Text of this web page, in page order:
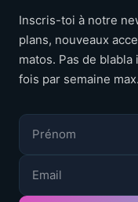
Inscris-toi à notre
plans, nouveaux
matos. Pas de
fois par semaine